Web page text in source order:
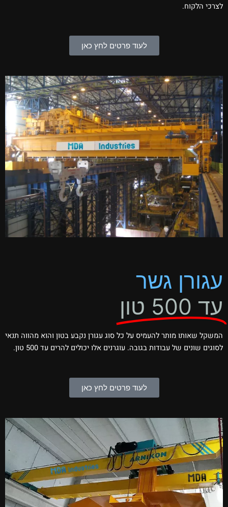
לצרכי הלקוח.
לעוד פרטים לחץ כאן
עגורן גשר
עד 500 טון
המשקל שאותו מותר להעמיס על כל סוג עגורן נקבע בטון והוא מהווה תנאי
לסוגים שונים של עבודות בגובה. עוגרנים אלו יכולים להרים עד 500 טון.
לעוד פרטים לחץ כאן